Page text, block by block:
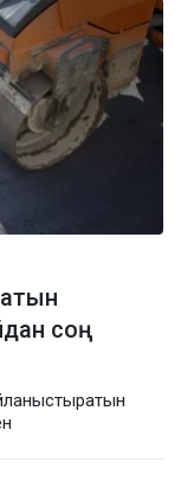
соң